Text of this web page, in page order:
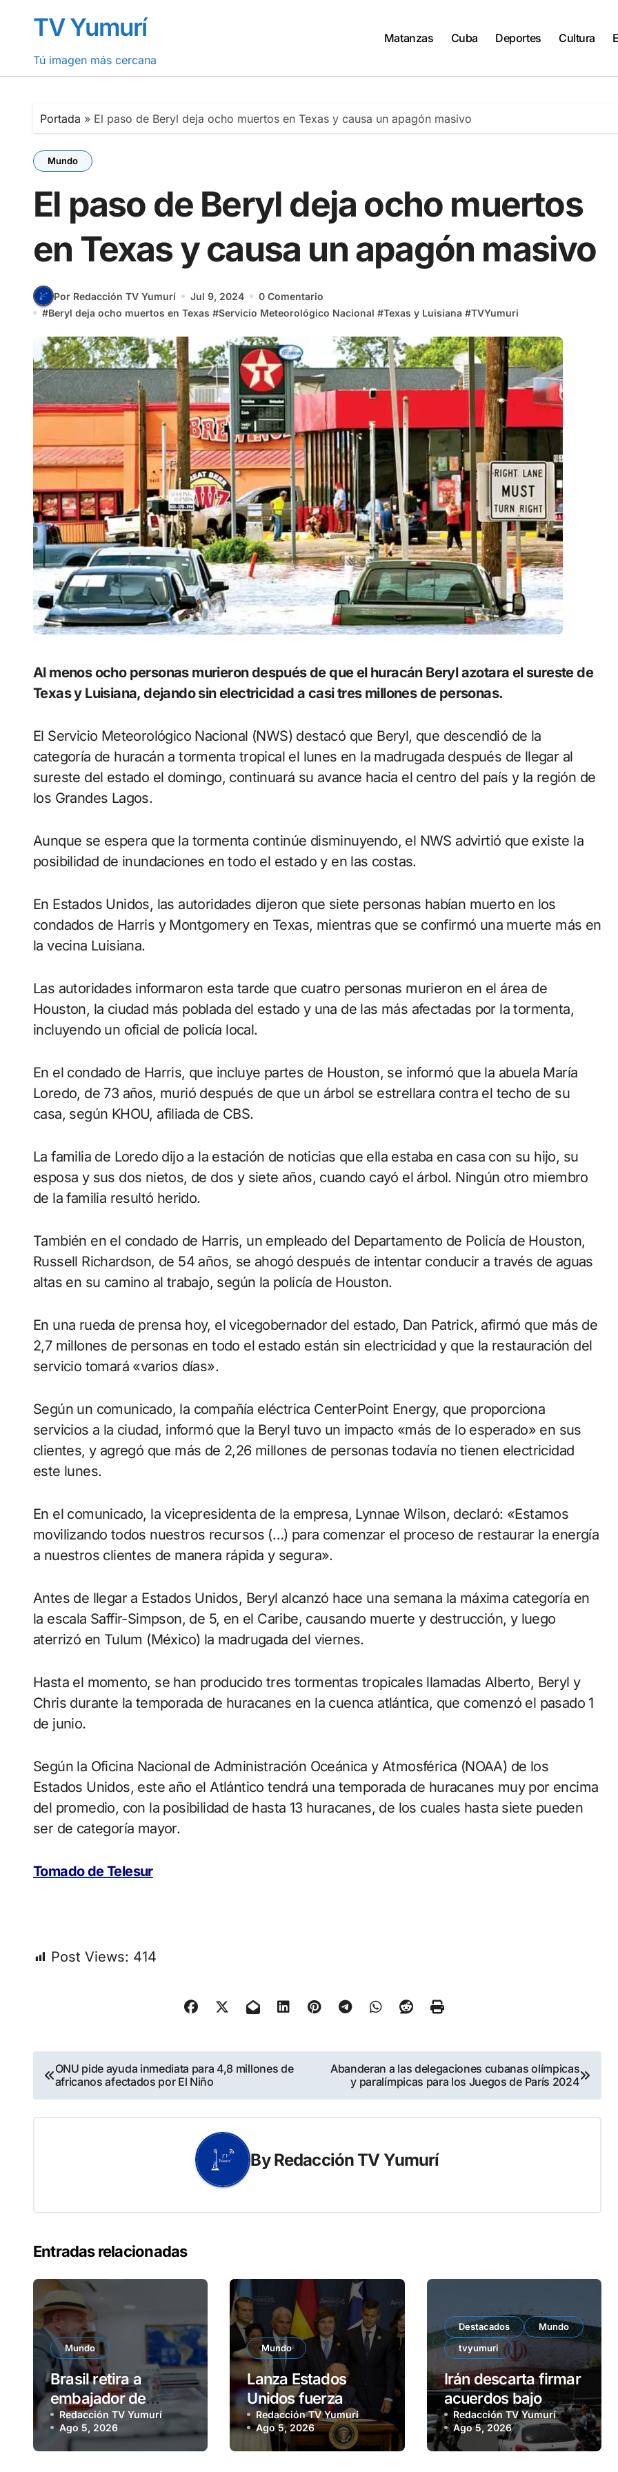
contenidoTV Yumurí
Tú imagen más cercana
Matanzas Cuba Deportes Cultura
Portada » El paso de Beryl deja ocho muertos en Texas y causa un apagón masivo
Mundo
El paso de Beryl deja ocho muertos
en Texas y causa un apagón masivo
Por Redacción TV Yumurí Jul 9, 2024
0 Comentario
#Beryl deja ocho muertos en Texas #Servicio Meteorológico Nacional #Texas y Luisiana #TVYumuri
Al menos ocho personas murieron después de que el huracán Beryl azotara el sureste de
Texas y Luisiana, dejando sin electricidad a casi tres millones de personas.
El Servicio Meteorológico Nacional (NWS) destacó que Beryl, que descendió de la
categoría de huracán a tormenta tropical el lunes en la madrugada después de llegar al
sureste del estado el domingo, continuará su avance hacia el centro del país y la región de
los Grandes Lagos.
Aunque se espera que la tormenta continúe disminuyendo, el NWS advirtió que existe la
posibilidad de inundaciones en todo el estado y en las costas.
En Estados Unidos, las autoridades dijeron que siete personas habían muerto en los
condados de Harris y Montgomery en Texas, mientras que se confirmó una muerte más en
la vecina Luisiana.
Las autoridades informaron esta tarde que cuatro personas murieron en el área de
Houston, la ciudad más poblada del estado y una de las más afectadas por la tormenta,
incluyendo un oficial de policía local.
En el condado de Harris, que incluye partes de Houston, se informó que la abuela María
Loredo, de 73 años, murió después de que un árbol se estrellara contra el techo de su
casa, según KHOU, afiliada de CBS.
La familia de Loredo dijo a la estación de noticias que ella estaba en casa con su hijo, su
esposa y sus dos nietos, de dos y siete años, cuando cayó el árbol. Ningún otro miembro
de la familia resultó herido.
También en el condado de Harris, un empleado del Departamento de Policía de Houston,
Russell Richardson, de 54 años, se ahogó después de intentar conducir a través de aguas
altas en su camino al trabajo, según la policía de Houston.
En una rueda de prensa hoy, el vicegobernador del estado, Dan Patrick, afirmó que más de
2,7 millones de personas en todo el estado están sin electricidad y que la restauración del
servicio tomará «varios días».
Según un comunicado, la compañía eléctrica CenterPoint Energy, que proporciona
servicios a la ciudad, informó que la Beryl tuvo un impacto «más de lo esperado» en sus
clientes, y agregó que más de 2,26 millones de personas todavía no tienen electricidad
este lunes.
En el comunicado, la vicepresidenta de la empresa, Lynnae Wilson, declaró: «Estamos
movilizando todos nuestros recursos (…) para comenzar el proceso de restaurar la energía
a nuestros clientes de manera rápida y segura».
Antes de llegar a Estados Unidos, Beryl alcanzó hace una semana la máxima categoría en
la escala Saffir-Simpson, de 5, en el Caribe, causando muerte y destrucción, y luego
aterrizó en Tulum (México) la madrugada del viernes.
Hasta el momento, se han producido tres tormentas tropicales llamadas Alberto, Beryl y
Chris durante la temporada de huracanes en la cuenca atlántica, que comenzó el pasado 1
de junio.
Según la Oficina Nacional de Administración Oceánica y Atmosférica (NOAA) de los
Estados Unidos, este año el Atlántico tendrá una temporada de huracanes muy por encima
del promedio, con la posibilidad de hasta 13 huracanes, de los cuales hasta siete pueden
ser de categoría mayor.
Tomado de Telesur
Post Views: 414
Navegación
de
entradas
ONU pide ayuda inmediata para 4,8 millones de
africanos afectados por El Niño
Abanderan a las delegaciones cubanas olímpicas
y paralímpicas para los Juegos de París 2024
ByRedacción TV Yumurí
Entradas relacionadas
Mundo
Brasil retira a
embajador de
Argentina
Redacción TV Yumurí
Ago 5, 2026
Mundo
Lanza Estados
Unidos fuerza
militar conjunta con
18 países
Redacción TV Yumurí
Ago 5, 2026
Destacados
Mundo
tvyumuri
Irán descarta firmar
acuerdos bajo
amenazas militares
Redacción TV Yumurí
Ago 5, 2026